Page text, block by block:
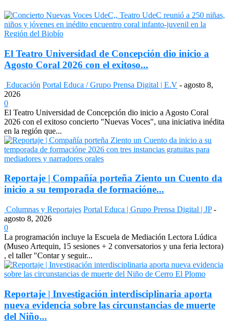
El Teatro Universidad de Concepción dio inicio a
Agosto Coral 2026 con el exitoso...
Educación Portal Educa / Grupo Prensa Digital | E.V - agosto 8,
2026
0
El Teatro Universidad de Concepción dio inicio a Agosto Coral
2026 con el exitoso concierto "Nuevas Voces", una iniciativa inédita
en la región que...
Reportaje | Compañía porteña Ziento un Cuento da
inicio a su temporada de formacióne...
Columnas y Reportajes Portal Educa | Grupo Prensa Digital | JP -
agosto 8, 2026
0
La programación incluye la Escuela de Mediación Lectora Lúdica
(Museo Artequin, 15 sesiones + 2 conversatorios y una feria lectora)
, el taller "Contar y seguir...
Reportaje | Investigación interdisciplinaria aporta
nueva evidencia sobre las circunstancias de muerte
del Niño...